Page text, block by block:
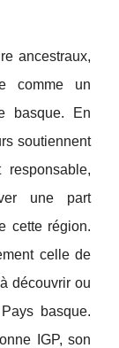
ancestraux,
comme un
basque. En
soutiennent
une part
cette région.
celle de
découvrir ou
basque.
IGP, son